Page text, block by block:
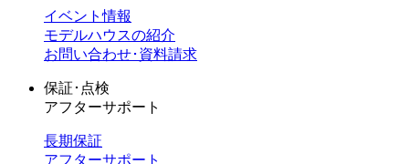
イベント情報
モデルハウスの紹介
お問い合わせ･資料請求
保証･点検
アフターサポート
長期保証
アフターサポート